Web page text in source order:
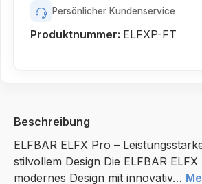
Persönlicher Kundenservice
Produktnummer: ELFXP-FT
Beschreibung
ELFBAR ELFX Pro –
stilvollem Design Die ELFBAR
modernes Design mit innovativ…